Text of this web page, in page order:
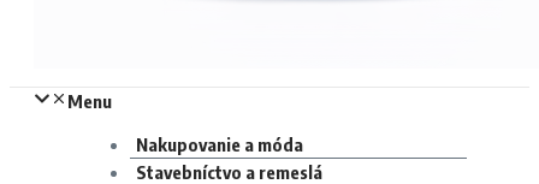
Menu
Nakupovanie a móda
Stavebníctvo a remeslá